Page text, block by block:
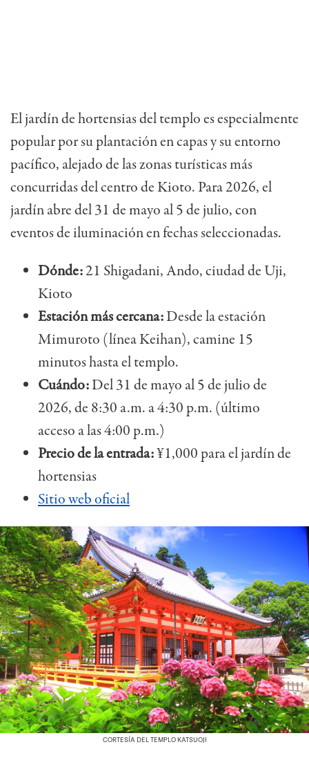
El jardín de hortensias del templo es especialmente
popular por su plantación en capas y su entorno
pacífico, alejado de las zonas turísticas más
concurridas del centro de Kioto. Para 2026, el
jardín abre del 31 de mayo al 5 de julio, con
eventos de iluminación en fechas seleccionadas.
Dónde:21 Shigadani, Ando, ciudad de Uji,
Kioto
Estación más cercana:Desde la estación
Mimuroto (línea Keihan), camine 15
minutos hasta el templo.
Cuándo:Del 31 de mayo al 5 de julio de
2026, de 8:30 a.m. a 4:30 p.m. (último
acceso a las 4:00 p.m.)
Precio de la entrada:¥1,000 para el jardín de
hortensias
Sitio web oficial
CORTESÍA DEL TEMPLO KATSUOJI